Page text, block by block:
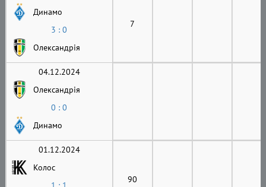
Динамо
3 : 0
Олександрія
7
04.12.2024
Олександрія
0 : 0
Динамо
01.12.2024
Колос
90